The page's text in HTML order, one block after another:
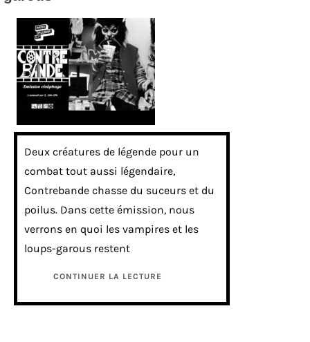
Deux créatures de légende pour un
combat tout aussi légendaire,
Contrebande chasse du suceurs et du
poilus. Dans cette émission, nous
verrons en quoi les vampires et les
loups-garous restent
CONTINUER LA LECTURE